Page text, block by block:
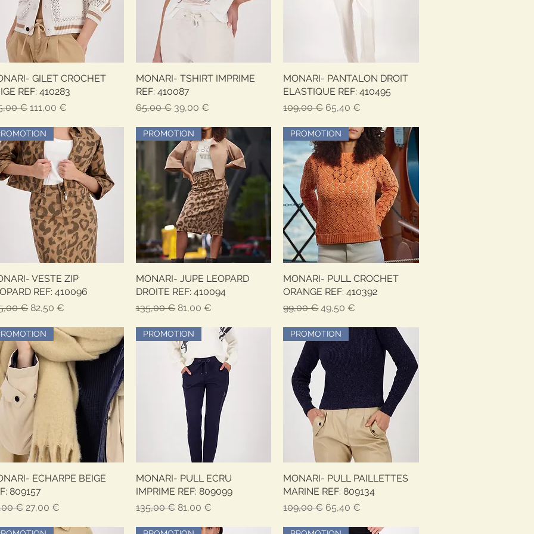
Быстрый просмотр
GILET CROCHET
REF: 410283
цена
€ Цена со скидкой
111,00 €
Быстрый просмотр
MONARI- TSHIRT IMPRIME
REF: 410087
Обычная цена
65,00 € Цена со скидкой
39,00 €
Быстрый просмотр
MONARI- PANTALON DROIT
ELASTIQUE REF: 410495
Обычная цена
109,00 € Цена со скидкой
65,40 €
Быстрый просмотр
VESTE ZIP
REF: 410096
цена
€ Цена со скидкой
82,50 €
Быстрый просмотр
PROMOTION
MONARI- JUPE LEOPARD
DROITE REF: 410094
Обычная цена
135,00 € Цена со скидкой
81,00 €
Быстрый просмотр
PROMOTION
MONARI- PULL CROCHET
ORANGE REF: 410392
Обычная цена
99,00 € Цена со скидкой
49,50 €
Быстрый просмотр
ECHARPE BEIGE
809157
цена
€ Цена со скидкой
27,00 €
Быстрый просмотр
PROMOTION
MONARI- PULL ECRU
IMPRIME REF: 809099
Обычная цена
135,00 € Цена со скидкой
81,00 €
Быстрый просмотр
PROMOTION
MONARI- PULL PAILLETTES
MARINE REF: 809134
Обычная цена
109,00 € Цена со скидкой
65,40 €